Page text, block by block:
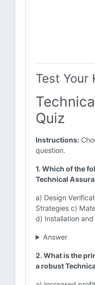
Test Your
Quiz
Instructions:
question.
1. Which of the
Technical
a) Design
Strategies c)
d) Installation and
Answer
2. What is the
a robust